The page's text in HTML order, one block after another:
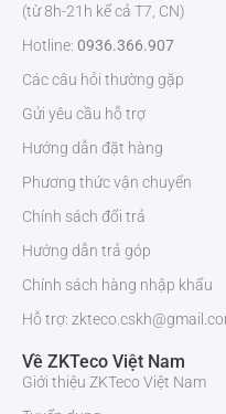
Giao
lưu trữ
Giao
diện
mạng
1 RJ45 cổng
USB 2xUSB 2.0
thanh và
video
(từ 8h-21h kể cả T7, CN)
Hotline: 0936.366.907
Các câu hỏi thường gặp
Gửi yêu cầu hỗ trợ
Hướng dẫn đặt hàng
Phương thức vận chuyển
Chính sách đổi trả
Hướng dẫn trả góp
Chính sách hàng nhập khẩu
Hỗ trợ:
Về ZKTeco Việt Nam
Giới thiệu ZKTeco Việt Nam